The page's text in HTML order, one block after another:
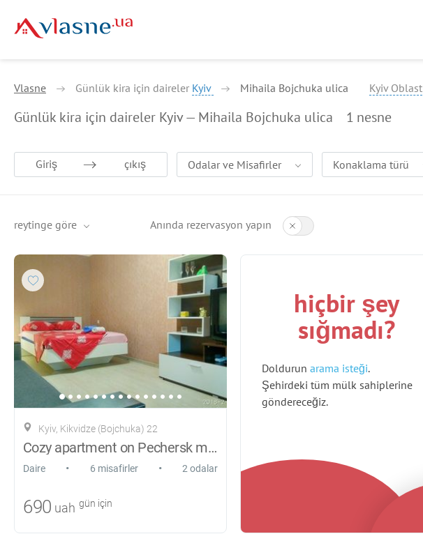
Vlasne Günlük kira için daireler Kyiv Mihaila Bojchuka ulica Kyiv Oblast
Günlük kira için daireler Kyiv — Mihaila Bojchuka ulica 1 nesne
Giriş çıkış Odalar ve Misafirler Konaklama türü
reytinge göre Anında rezervasyon yapın
Kyiv, Kikvidze (Bojchuka) 22
Cozy apartment on Pechersk metro Druzhby
Daire • 6 misafirler • 2 odalar
690 uah gün için
hiçbir şey
sığmadı?
Doldurun arama isteği.
Şehirdeki tüm mülk sahiplerine
göndereceğiz.